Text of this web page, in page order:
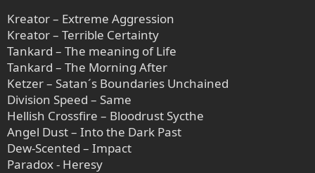
Kreator – Extreme Aggression
Kreator – Terrible Certainty
Tankard – The meaning of Life
Tankard – The Morning After
Ketzer – Satan´s Boundaries Unchained
Division Speed – Same
Hellish Crossfire – Bloodrust Sycthe
Angel Dust – Into the Dark Past
Dew-Scented – Impact
Paradox - Heresy